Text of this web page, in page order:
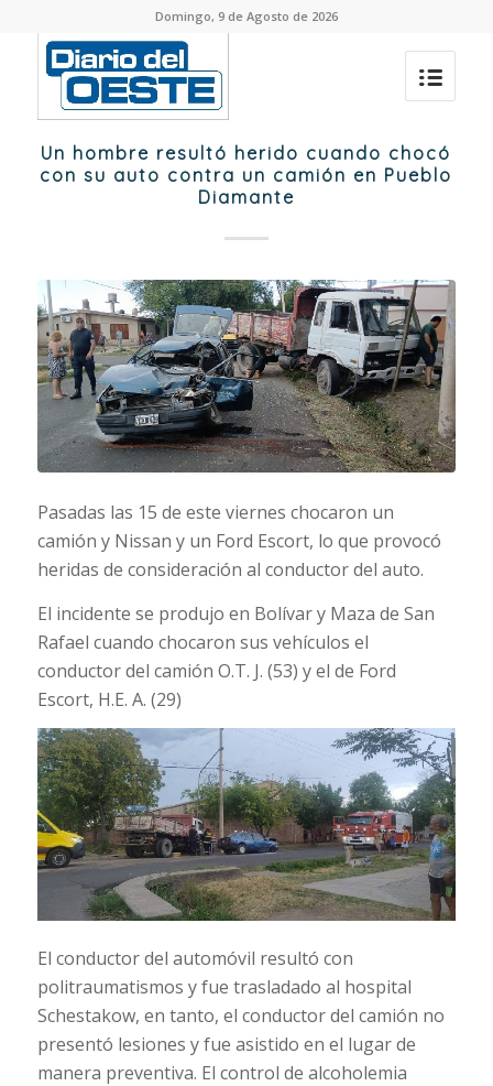
Domingo, 9 de Agosto de 2026
Un hombre resultó herido cuando chocó
con su auto contra un camión en Pueblo
Diamante
Pasadas las 15 de este viernes chocaron un
camión y Nissan y un Ford Escort, lo que provocó
heridas de consideración al conductor del auto.
El incidente se produjo en Bolívar y Maza de San
Rafael cuando chocaron sus vehículos el
conductor del camión O.T. J. (53) y el de Ford
Escort, H.E. A. (29)
El conductor del automóvil resultó con
politraumatismos y fue trasladado al hospital
Schestakow, en tanto, el conductor del camión no
presentó lesiones y fue asistido en el lugar de
manera preventiva. El control de alcoholemia